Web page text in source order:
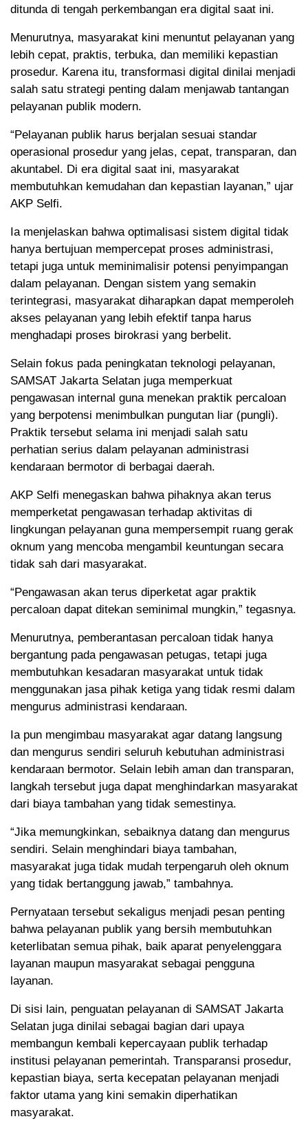
ditunda di tengah perkembangan era digital saat ini.
Menurutnya, masyarakat kini menuntut pelayanan yang
lebih cepat, praktis, terbuka, dan memiliki kepastian
prosedur. Karena itu, transformasi digital dinilai menjadi
salah satu strategi penting dalam menjawab tantangan
pelayanan publik modern.
“Pelayanan publik harus berjalan sesuai standar
operasional prosedur yang jelas, cepat, transparan, dan
akuntabel. Di era digital saat ini, masyarakat
membutuhkan kemudahan dan kepastian layanan,” ujar
AKP Selfi.
Ia menjelaskan bahwa optimalisasi sistem digital tidak
hanya bertujuan mempercepat proses administrasi,
tetapi juga untuk meminimalisir potensi penyimpangan
dalam pelayanan. Dengan sistem yang semakin
terintegrasi, masyarakat diharapkan dapat memperoleh
akses pelayanan yang lebih efektif tanpa harus
menghadapi proses birokrasi yang berbelit.
Selain fokus pada peningkatan teknologi pelayanan,
SAMSAT Jakarta Selatan juga memperkuat
pengawasan internal guna menekan praktik percaloan
yang berpotensi menimbulkan pungutan liar (pungli).
Praktik tersebut selama ini menjadi salah satu
perhatian serius dalam pelayanan administrasi
kendaraan bermotor di berbagai daerah.
AKP Selfi menegaskan bahwa pihaknya akan terus
memperketat pengawasan terhadap aktivitas di
lingkungan pelayanan guna mempersempit ruang gerak
oknum yang mencoba mengambil keuntungan secara
tidak sah dari masyarakat.
“Pengawasan akan terus diperketat agar praktik
percaloan dapat ditekan seminimal mungkin,” tegasnya.
Menurutnya, pemberantasan percaloan tidak hanya
bergantung pada pengawasan petugas, tetapi juga
membutuhkan kesadaran masyarakat untuk tidak
menggunakan jasa pihak ketiga yang tidak resmi dalam
mengurus administrasi kendaraan.
Ia pun mengimbau masyarakat agar datang langsung
dan mengurus sendiri seluruh kebutuhan administrasi
kendaraan bermotor. Selain lebih aman dan transparan,
langkah tersebut juga dapat menghindarkan masyarakat
dari biaya tambahan yang tidak semestinya.
“Jika memungkinkan, sebaiknya datang dan mengurus
sendiri. Selain menghindari biaya tambahan,
masyarakat juga tidak mudah terpengaruh oleh oknum
yang tidak bertanggung jawab,” tambahnya.
Pernyataan tersebut sekaligus menjadi pesan penting
bahwa pelayanan publik yang bersih membutuhkan
keterlibatan semua pihak, baik aparat penyelenggara
layanan maupun masyarakat sebagai pengguna
layanan.
Di sisi lain, penguatan pelayanan di SAMSAT Jakarta
Selatan juga dinilai sebagai bagian dari upaya
membangun kembali kepercayaan publik terhadap
institusi pelayanan pemerintah. Transparansi prosedur,
kepastian biaya, serta kecepatan pelayanan menjadi
faktor utama yang kini semakin diperhatikan
masyarakat.